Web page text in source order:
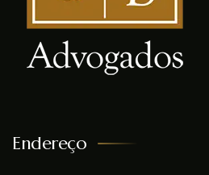
Endereço